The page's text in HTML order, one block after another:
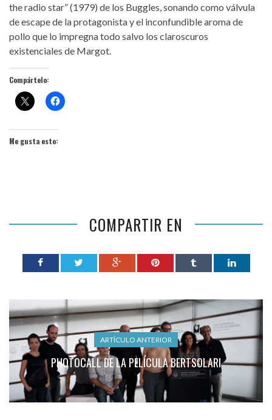
the radio star” (1979) de los Buggles, sonando como válvula
de escape de la protagonista y el inconfundible aroma de
pollo que lo impregna todo salvo los claroscuros
existenciales de Margot.
Compártelo:
Me gusta esto:
COMPARTIR EN
ARTÍCULO ANTERIOR
PHOTOCALL DE LA PELÍCULA BERTSOLARI